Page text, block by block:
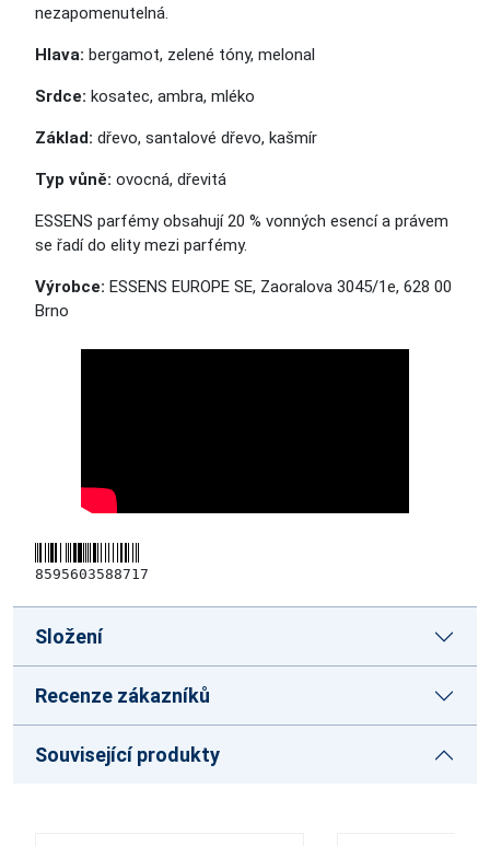
nezapomenutelná.
Hlava: bergamot, zelené tóny, melonal
Srdce: kosatec, ambra, mléko
Základ: dřevo, santalové dřevo, kašmír
Typ vůně: ovocná, dřevitá
ESSENS parfémy obsahují 20 % vonných esencí a právem
se řadído elitymezi parfémy.
Výrobce: ESSENS EUROPE SE, Zaoralova 3045/1e, 628 00
Brno
8595603588717
Složení
Recenze zákazníků
Související produkty